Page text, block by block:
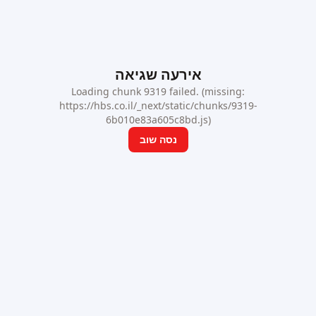
אירעה שגיאה
Loading chunk 9319 failed. (missing:
https://hbs.co.il/_next/static/chunks/9319-
6b010e83a605c8bd.js)